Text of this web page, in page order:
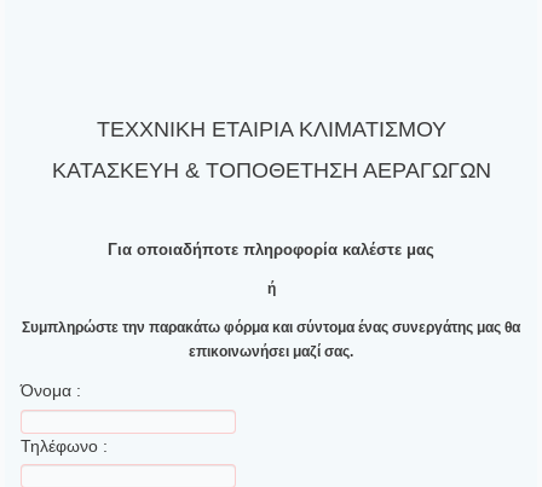
ΤΕΧΧΝΙΚΗ ΕΤΑΙΡΙΑ ΚΛΙΜΑΤΙΣΜΟΥ
ΚΑΤΑΣΚΕΥΗ & ΤΟΠΟΘΕΤΗΣΗ ΑΕΡΑΓΩΓΩΝ
Για οποιαδήποτε πληροφορία καλέστε μας
ή
Συμπληρώστε την παρακάτω φόρμα και σύντομα ένας συνεργάτης μας θα
επικοινωνήσει μαζί σας.
Όνομα :
Τηλέφωνο :